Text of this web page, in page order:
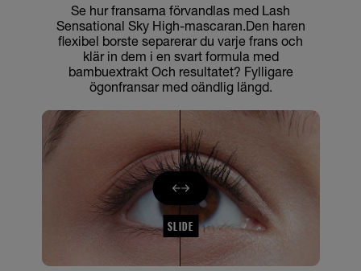
Se hur fransarna förvandlas med Lash
Sensational Sky High-mascaran.Den haren
flexibel borste separerar du varje frans och
klär in dem i en svart formula med
bambuextrakt Och resultatet? Fylligare
ögonfransar med oändlig längd.
SLIDE